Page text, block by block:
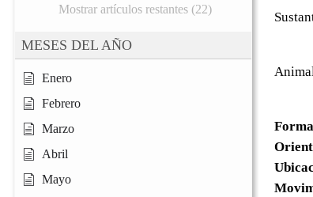
Mostrar artículos restantes (22)
MESES DEL AÑO
Enero
Febrero
Marzo
Abril
Mayo